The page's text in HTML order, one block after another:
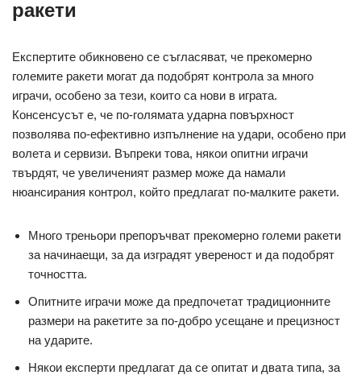
ракети
Експертите обикновено се съгласяват, че прекомерно
големите ракети могат да подобрят контрола за много
играчи, особено за тези, които са нови в играта.
Консенсусът е, че по-голямата ударна повърхност
позволява по-ефективно изпълнение на удари, особено при
волета и сервизи. Въпреки това, някои опитни играчи
твърдят, че увеличеният размер може да намали
нюансирания контрол, който предлагат по-малките ракети.
Много треньори препоръчват прекомерно големи ракети
за начинаещи, за да изградят увереност и да подобрят
точността.
Опитните играчи може да предпочетат традиционните
размери на ракетите за по-добро усещане и прецизност
на ударите.
Някои експерти предлагат да се опитат и двата типа, за